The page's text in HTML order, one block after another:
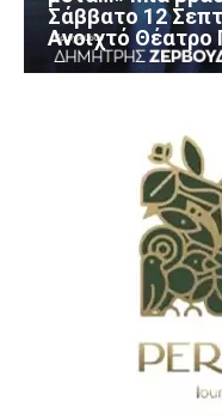
Σάββατο 12
Ανοιχτό Θέατρο